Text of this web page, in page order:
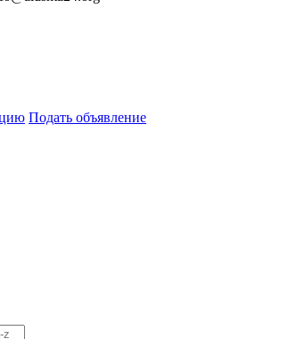
Подать объявление